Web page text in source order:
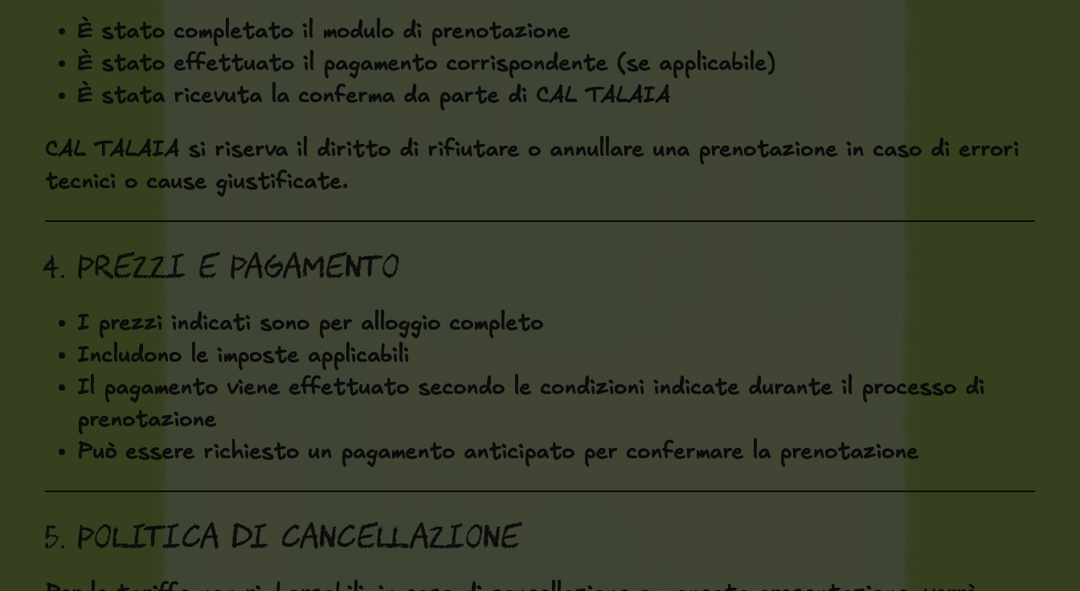
È stato completato il modulo di prenotazione
È stato effettuato il pagamento corrispondente (se applicabile)
È stata ricevuta la conferma da parte di CAL TALAIA
CAL TALAIA si riserva il diritto di rifiutare o annullare una prenotazione in caso di errori
tecnici o cause giustificate.
4. Prezzi e pagamento
I prezzi indicati sono per alloggio completo
Includono le imposte applicabili
Il pagamento viene effettuato secondo le condizioni indicate durante il processo di
prenotazione
Può essere richiesto un pagamento anticipato per confermare la prenotazione
5. Politica di cancellazione